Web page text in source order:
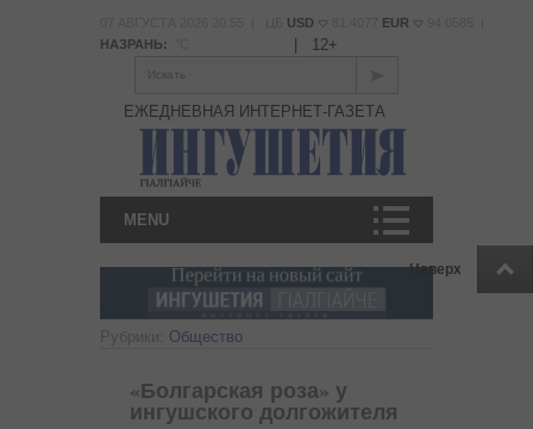
Наверх
USD EUR
НАЗРАНЬ:
12+
Искать
ЕЖЕДНЕВНАЯ ИНТЕРНЕТ-ГАЗЕТА
MENU
Рубрики: Общество
«Болгарская роза» у
ингушского долгожителя